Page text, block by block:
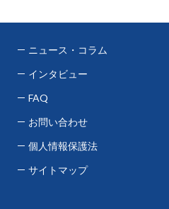
ニュース・コラム
インタビュー
FAQ
お問い合わせ
個人情報保護法
サイトマップ